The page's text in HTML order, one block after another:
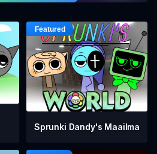
Sprunki Dandy's Maailma